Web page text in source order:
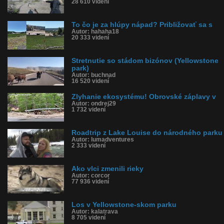
yellowston, wayoming, usa, spojené štáty
História sledovanosti videa:
28 610 videní
To čo je za hlúpy nápad? Približovať sa s
Autor: hahaha18
20 333 videní
Stretnutie so stádom bizónov (Yellowstone
park)
Autor: buchnad
16 520 videní
Zlyhanie ekosystému! Obrovské záplavy v
Autor: ondrej29
1 732 videní
Roadtrip z Lake Louise do národného parku
Autor: lumadventures
2 333 videní
Ako vlci zmenili rieky
Autor: corcor
77 936 videní
Los v Yellowstone-skom parku
Autor: kalatrava
8 705 videní